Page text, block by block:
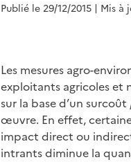
Publié le 29/12/2015 | Mis à
Les mesures agro-
exploitants agricoles et
sur la base d’un
œuvre. En effet,
impact direct ou
intrants diminue la